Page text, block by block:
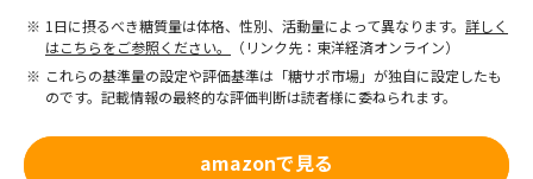
1日に摂るべき糖質量は体格、性別、活動量によって異なります。 詳しく
はこちらをご参照ください。
（リンク先：東洋経済オンライン）
これらの基準量の設定や評価基準は「糖サポ市場」が独自に設定したも
のです。記載情報の最終的な評価判断は読者様に委ねられます。
amazonで見る